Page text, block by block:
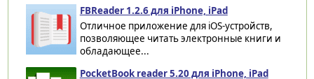
FBReader 1.2.6 для iPhone, iPad
Отличное приложение для iOS-устройств,
позволяющее читать электронные книги и
обладающее...
PocketBook reader 5.20 для iPhone, iPad